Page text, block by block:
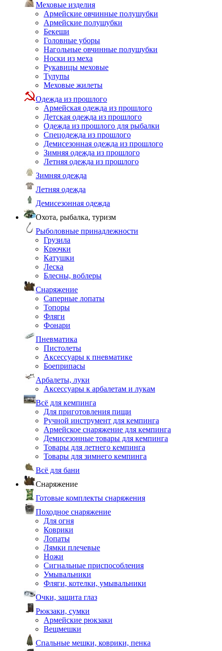
Меховые изделия
Армейские овчинные полушубки
Армейские полушубки
Бекеши
Головные уборы
Нагольные овчинные полушубки
Носки из меха
Рукавицы меховые
Тулупы
Меховые жилеты
Одежда из прошлого
Армейская одежда из прошлого
Детская одежда из прошлого
Одежда из прошлого для рыбалки
Спецодежда из прошлого
Демисезонная одежда из прошлого
Зимняя одежда из прошлого
Летняя одежда из прошлого
Зимняя одежда
Летняя одежда
Демисезонная одежда
Охота, рыбалка, туризм
Рыболовные принадлежности
Грузила
Крючки
Катушки
Леска
Блесны, воблеры
Снаряжение
Саперные лопаты
Топоры
Фляги
Фонари
Пневматика
Пистолеты
Аксессуары к пневматике
Боеприпасы
Арбалеты, луки
Аксессуары к арбалетам и лукам
Всё для кемпинга
Для приготовления пищи
Ручной инструмент для кемпинга
Армейское снаряжение для кемпинга
Демисезонные товары для кемпинга
Товары для летнего кемпинга
Товары для зимнего кемпинга
Всё для бани
Снаряжение
Готовые комплекты снаряжения
Походное снаряжение
Для огня
Коврики
Лопаты
Лямки плечевые
Ножи
Сигнальные приспособления
Умывальники
Фляги, котелки, умывальники
Очки, защита глаз
Рюкзаки, сумки
Армейские рюкзаки
Вещмешки
Спальные мешки, коврики, пенка